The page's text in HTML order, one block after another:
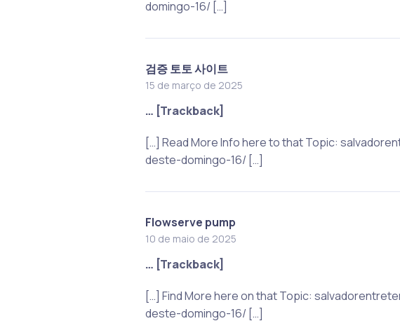
domingo-16/ […]
검증 토토 사이트
15 de março de 2025
… [Trackback]
[…] Read More Info here to that Topic:
deste-domingo-16/ […]
Flowserve pump
10 de maio de 2025
… [Trackback]
[…] Find More here on that Topic:
deste-domingo-16/ […]